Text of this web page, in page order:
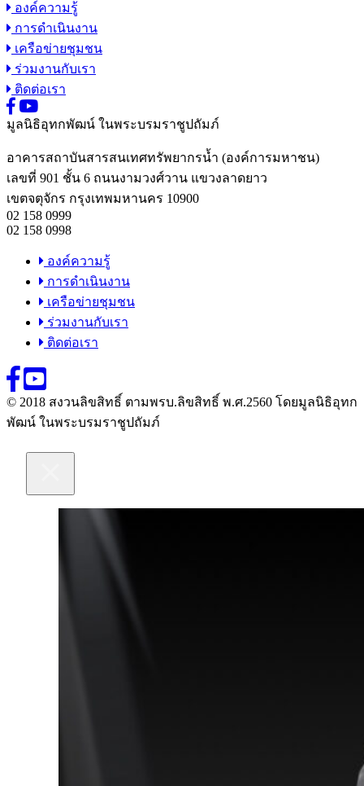
องค์ความรู้
การดำเนินงาน
เครือข่ายชุมชน
ร่วมงานกับเรา
ติดต่อเรา
มูลนิธิอุทกพัฒน์ ในพระบรมราชูปถัมภ์
อาคารสถาบันสารสนเทศทรัพยากรน้ำ (องค์การมหาชน)
เลขที่ 901 ชั้น 6 ถนนงามวงศ์วาน แขวงลาดยาว
เขตจตุจักร กรุงเทพมหานคร 10900
02 158 0999
02 158 0998
องค์ความรู้
การดำเนินงาน
เครือข่ายชุมชน
ร่วมงานกับเรา
ติดต่อเรา
© 2018 สงวนลิขสิทธิ์ ตามพรบ.ลิขสิทธิ์ พ.ศ.2560 โดยมูลนิธิอุทก
พัฒน์ ในพระบรมราชูปถัมภ์